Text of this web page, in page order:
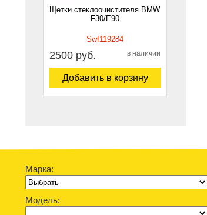
Щетки стеклоочистителя BMW
F30/E90
Swf119284
2500 руб. в наличии
Добавить в корзину
Марка:
Модель: